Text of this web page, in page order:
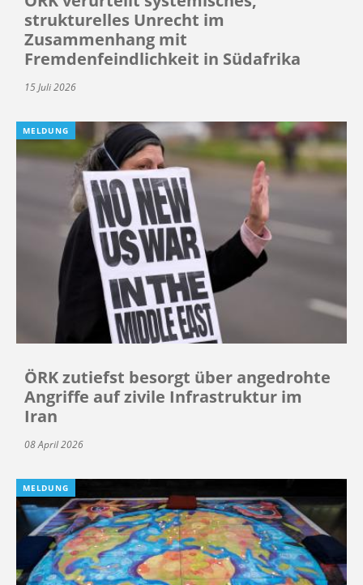
strukturelles Unrecht im
Zusammenhang mit
Fremdenfeindlichkeit in Südafrika
15 Juli 2026
MELDUNG
ÖRK zutiefst besorgt über angedrohte
Angriffe auf zivile Infrastruktur im
Iran
08 April 2026
MELDUNG